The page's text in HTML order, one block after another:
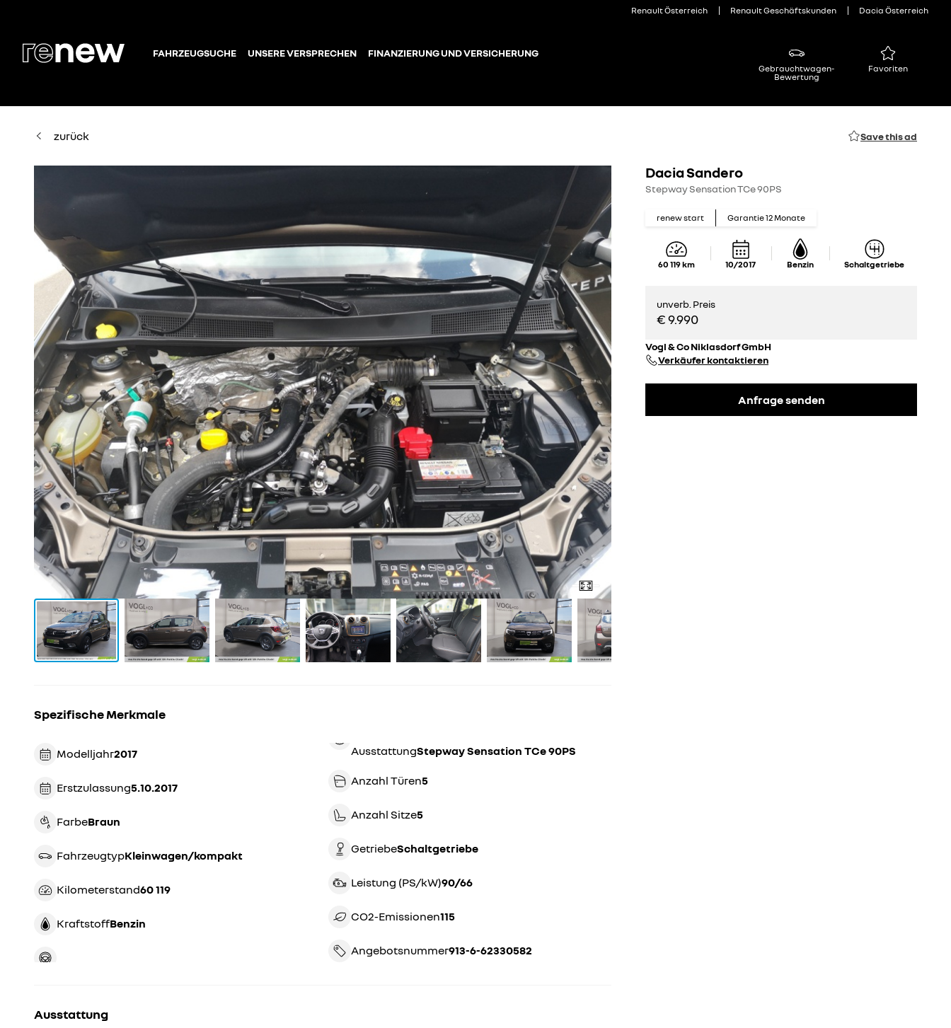
Renault Österreich Renault Geschäftskunden Dacia Österreich
FAHRZEUGSUCHE UNSERE VERSPRECHEN FINANZIERUNG UND VERSICHERUNG
Gebrauchtwagen-
Bewertung
Favoriten
zurück Save this ad
Dacia Sandero
Stepway Sensation TCe 90PS
renew start Garantie12Monate
60 119km 10/2017 Benzin Schaltgetriebe
unverb. Preis
€ 9.990
Vogl & Co Niklasdorf GmbH
Verkäufer kontaktieren
Anfrage senden
Spezifische Merkmale
Modelljahr 2017
Erstzulassung 5.10.2017
Farbe braun
Fahrzeugtyp kleinwagen/kompakt
Kilometerstand 60 119
Kraftstoff Benzin
Ausstattung Stepway Sensation TCe 90PS
Anzahl Türen5
Anzahl Sitze5
Getriebe schaltgetriebe
Leistung (PS/kW) 90/66
CO2-Emissionen 115
Angebotsnummer 913-6-62330582
Ausstattung